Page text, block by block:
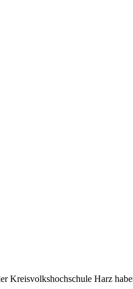
Kreisvolkshochschule Harz